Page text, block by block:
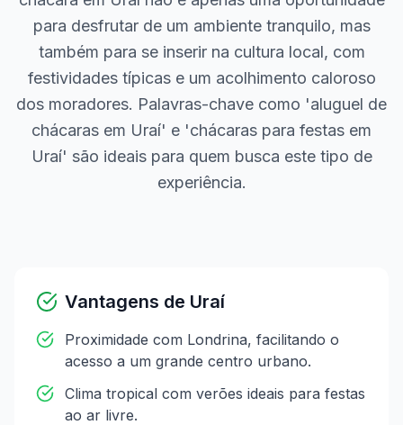
para desfrutar de um ambiente tranquilo, mas
também para se inserir na cultura local, com
festividades típicas e um acolhimento caloroso
dos moradores. Palavras-chave como 'aluguel de
chácaras em Uraí' e 'chácaras para festas em
Uraí' são ideais para quem busca este tipo de
experiência.
Vantagens de Uraí
Proximidade com Londrina, facilitando o
acesso a um grande centro urbano.
Clima tropical com verões ideais para festas
ao ar livre.